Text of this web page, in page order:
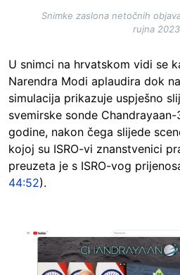
Snimke zaslona netočnih
rujna
U snimci na hrvatskom vidi se
Narendra Modi aplaudira dok
simulacija prikazuje uspješno
svemirske sonde
godine, nakon čega slijede
kojoj su ISRO-vi znanstvenici
preuzeta je s ISRO-vog
44:52).
Image